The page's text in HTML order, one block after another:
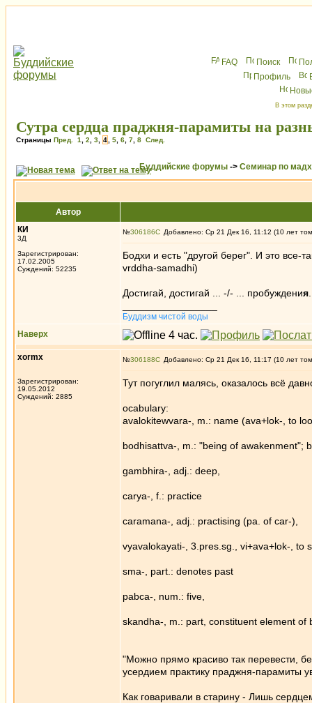
FAQ Поиск
Профиль
В этом
Сутра сердца праджня-парамиты на
Страницы Пред. 1 2 3 4 5 6 7 8 След.
Буддийские форумы -> Семинар по
Автор
КИ
3Д
Зарегистрирован:
17.02.2005
Суждений: 52235
№306186 Добавлено: Ср 21 Дек 16, 11:12 (10 лет
Бодхи и есть "другой берег". И это все-
vrddha-samadhi)
Достигай, достигай ... -/- ... пробуждения
Буддизм чистой воды
Наверх
xormx
Зарегистрирован:
19.05.2012
Суждений: 2885
№306188 Добавлено: Ср 21 Дек 16, 11:17 (10 лет
Тут погуглил малясь, оказалось всё
ocabulary:
avalokitewvara-, m.: name (ava+lok-, to
bodhisattva-, m.: "being of awakenment";
gambhira-, adj.: deep,
carya-, f.: practice
caramana-, adj.: practising (pa. of car-),
vyavalokayati-, 3.pres.sg., vi+ava+lok-, to
sma-, part.: denotes past
pabca-, num.: five,
skandha-, m.: part, constituent element of
"Можно прямо красиво так перевести,
усердием практику праджня-парамиты
Как говаривали в старину - Лишь